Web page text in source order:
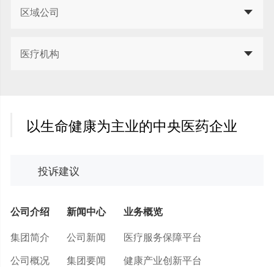
区域公司
医疗机构
以生命健康为主业的中央医药企业
投诉建议
公司介绍
集团简介
公司概况
新闻中心
公司新闻
集团要闻
业务概览
医疗服务保障平台
健康产业创新平台